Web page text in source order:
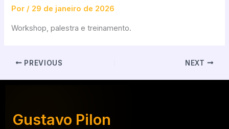
Por / 29 de janeiro de 2026
Workshop, palestra e treinamento.
PREVIOUS NEXT
Gustavo Pilon